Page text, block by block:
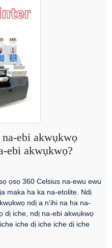
ebi akwụkwọ
ebi akwụkwọ?
ọsọ 360 Celsius na-ewu ewu
maka ha ka na-etolite. Ndị
ndị a n'ihi na ha na-
dị iche, ndị na-ebi akwụkwọ
iche dị iche iche dị iche